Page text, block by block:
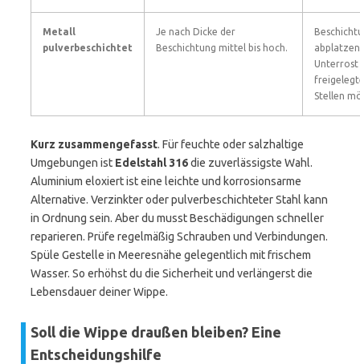
Metall
pulverbeschichtet
Je nach Dicke der
Beschichtung mittel bis hoch.
Unterrost
Stellen
Kurz zusammengefasst. Für feuchte oder salzhaltige
Umgebungen ist Edelstahl 316die zuverlässigste Wahl.
Aluminium eloxiert ist eine leichte und korrosionsarme
Alternative. Verzinkter oder pulverbeschichteter Stahl kann
in Ordnung sein. Aber du musst Beschädigungen schneller
reparieren. Prüfe regelmäßig Schrauben und Verbindungen.
Spüle Gestelle in Meeresnähe gelegentlich mit frischem
Wasser. So erhöhst du die Sicherheit und verlängerst die
Lebensdauer deiner Wippe.
Soll die Wippe draußen bleiben? Eine
Entscheidungshilfe